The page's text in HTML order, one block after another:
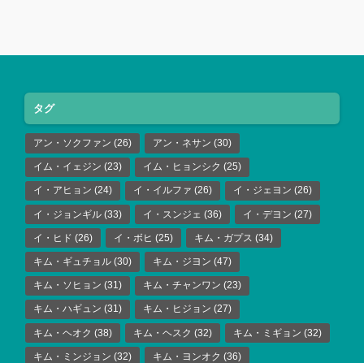
タグ
アン・ソクファン (26) アン・ネサン (30)
イム・イェジン (23) イム・ヒョンシク (25)
イ・アヒョン (24) イ・イルファ (26) イ・ジェヨン (26)
イ・ジョンギル (33) イ・スンジェ (36) イ・デヨン (27)
イ・ヒド (26) イ・ボヒ (25) キム・ガプス (34)
キム・ギュチョル (30) キム・ジヨン (47)
キム・ソヒョン (31) キム・チャンワン (23)
キム・ハギュン (31) キム・ヒジョン (27)
キム・ヘオク (38) キム・ヘスク (32) キム・ミギョン (32)
キム・ミンジョン (32) キム・ヨンオク (36)